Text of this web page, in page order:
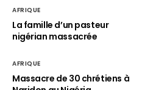
AFRIQUE
La famille d’un pasteur
nigérian massacrée
AFRIQUE
Massacre de 30 chrétiens à